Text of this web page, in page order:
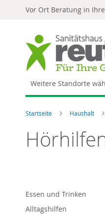
Vor Ort Beratung in
Weitere Standorte
Startseite Haushalt
Essen und Trinken
Alltagshilfen